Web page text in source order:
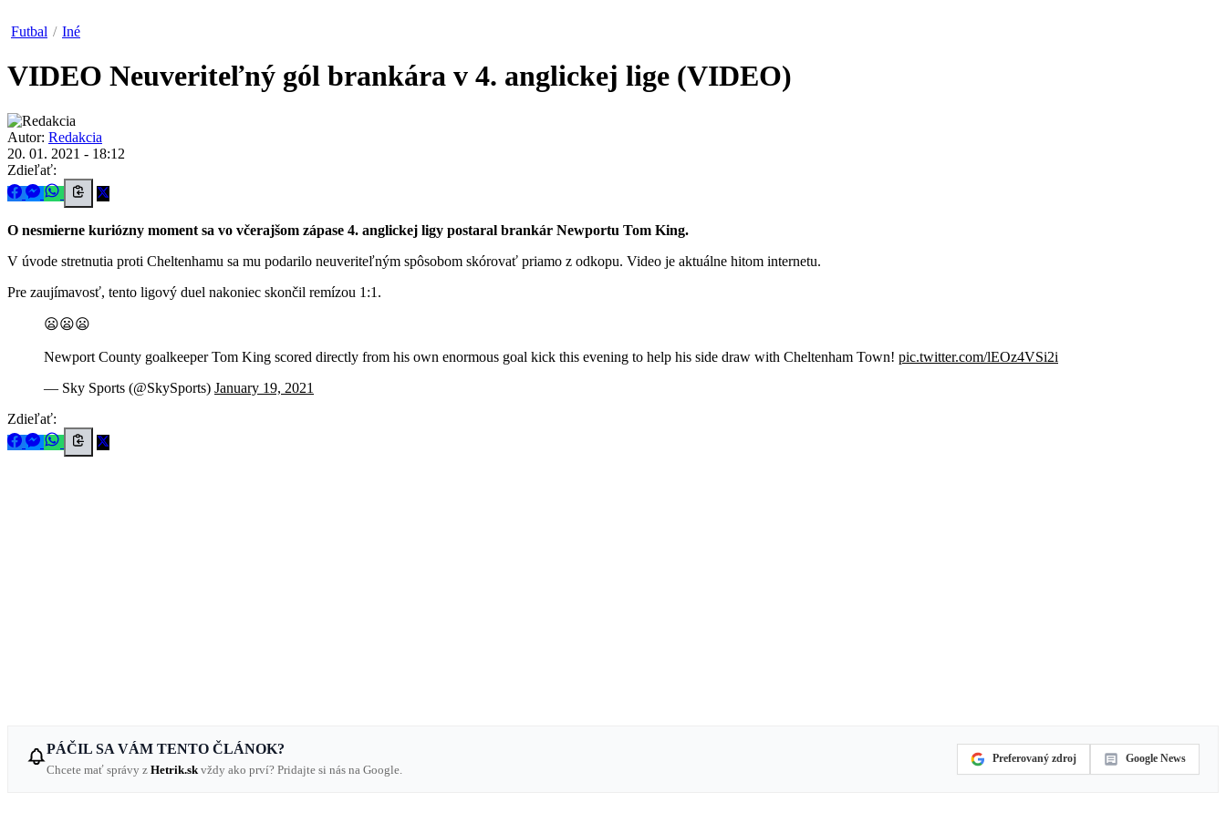
Futbal / Iné
VIDEO Neuveriteľný gól brankára v 4. anglickej lige (VIDEO)
Autor: Redakcia
20. 01. 2021 - 18:12
Zdieľať:
O nesmierne kuriózny moment sa vo včerajšom zápase 4. anglickej ligy postaral brankár Newportu Tom King.
V úvode stretnutia proti Cheltenhamu sa mu podarilo neuveriteľným spôsobom skórovať priamo z odkopu. Video je aktuálne hitom internetu.
Pre zaujímavosť, tento ligový duel nakoniec skončil remízou 1:1.
😦😦😦
Newport County goalkeeper Tom King scored directly from his own enormous goal kick this evening to help his side draw with Cheltenham Town! pic.twitter.com/lEOz4VSi2i
— Sky Sports (@SkySports) January 19, 2021
Zdieľať:
PÁČIL SA VÁM TENTO ČLÁNOK?
Chcete mať správy z Hetrik.sk vždy ako prví? Pridajte si nás na Google.
Preferovaný zdroj Google News